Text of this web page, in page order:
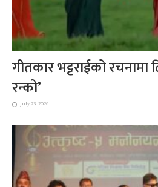
गीतकार भट्टराईको रचनामा
रन्को’
July 23, 2026